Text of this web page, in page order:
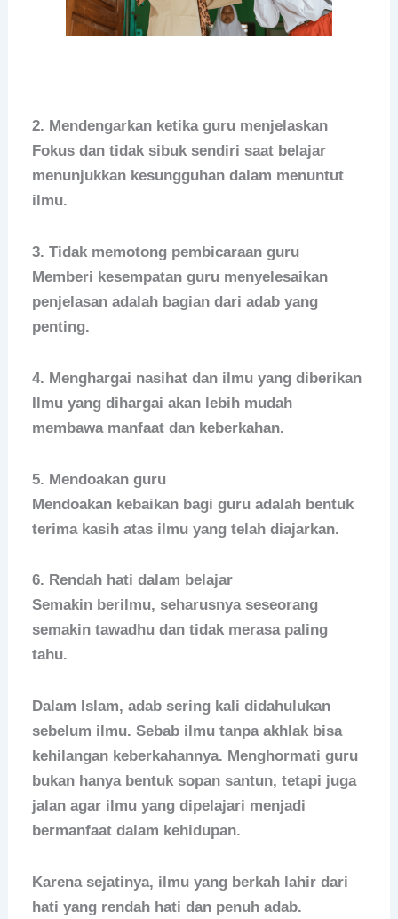
2. Mendengarkan ketika guru menjelaskan
Fokus dan tidak sibuk sendiri saat belajar
menunjukkan kesungguhan dalam menuntut
ilmu.
3. Tidak memotong pembicaraan guru
Memberi kesempatan guru menyelesaikan
penjelasan adalah bagian dari adab yang
penting.
4. Menghargai nasihat dan ilmu yang diberikan
Ilmu yang dihargai akan lebih mudah
membawa manfaat dan keberkahan.
5. Mendoakan guru
Mendoakan kebaikan bagi guru adalah bentuk
terima kasih atas ilmu yang telah diajarkan.
6. Rendah hati dalam belajar
Semakin berilmu, seharusnya seseorang
semakin tawadhu dan tidak merasa paling
tahu.
Dalam Islam, adab sering kali didahulukan
sebelum ilmu. Sebab ilmu tanpa akhlak bisa
kehilangan keberkahannya. Menghormati guru
bukan hanya bentuk sopan santun, tetapi juga
jalan agar ilmu yang dipelajari menjadi
bermanfaat dalam kehidupan.
Karena sejatinya, ilmu yang berkah lahir dari
hati yang rendah hati dan penuh adab.